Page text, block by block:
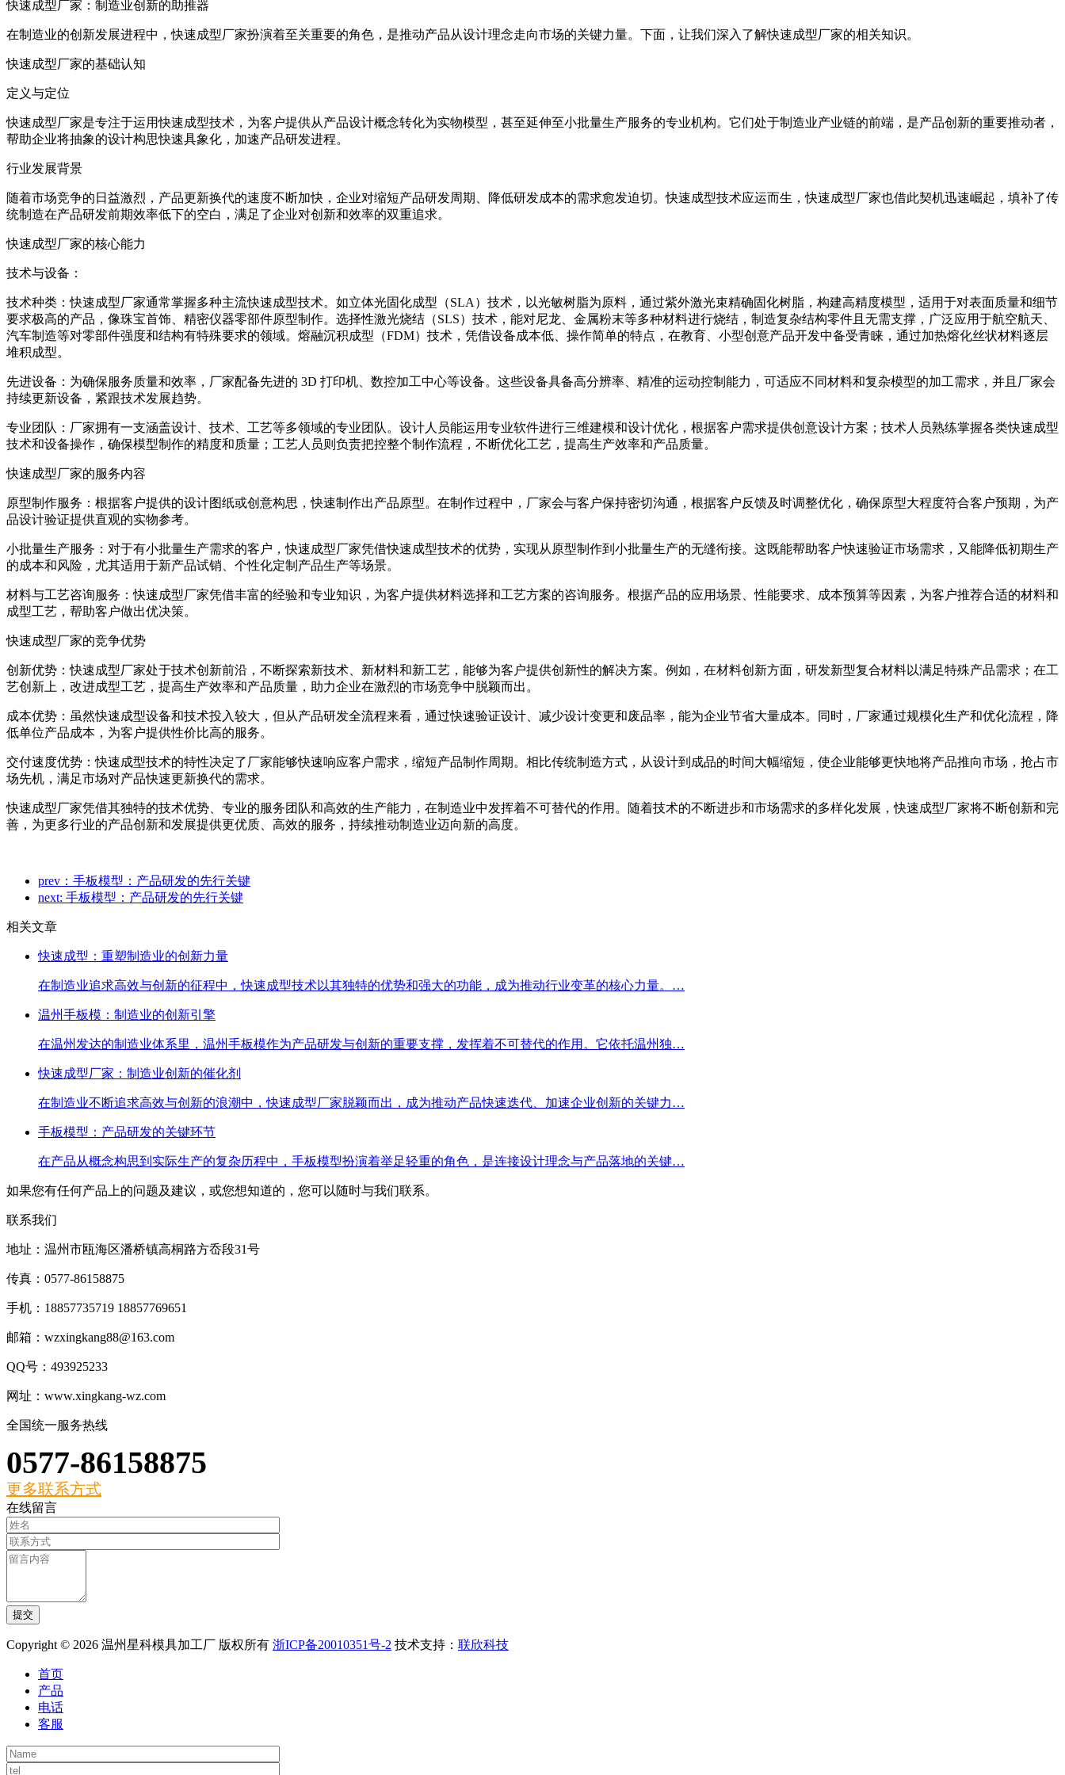
快速成型厂家：制造业创新的助推器
在制造业的创新发展进程中，快速成型厂家扮演着至关重要的角色，是推动产品从设计理念走向市场的关键力量。下面，让我们深入了解快速成型厂家的相关知识。
快速成型厂家的基础认知
定义与定位
快速成型厂家是专注于运用快速成型技术，为客户提供从产品设计概念转化为实物模型，甚至延伸至小批量生产服务的专业机构。它们处于制造业产业链的前端，是产品创新的重要推动者，
帮助企业将抽象的设计构思快速具象化，加速产品研发进程。
行业发展背景
随着市场竞争的日益激烈，产品更新换代的速度不断加快，企业对缩短产品研发周期、降低研发成本的需求愈发迫切。快速成型技术应运而生，快速成型厂家也借此契机迅速崛起，填补了传
统制造在产品研发前期效率低下的空白，满足了企业对创新和效率的双重追求。
快速成型厂家的核心能力
技术与设备：
技术种类：快速成型厂家通常掌握多种主流快速成型技术。如立体光固化成型（SLA）技术，以光敏树脂为原料，通过紫外激光束精确固化树脂，构建高精度模型，适用于对表面质量和细节
要求极高的产品，像珠宝首饰、精密仪器零部件原型制作。选择性激光烧结（SLS）技术，能对尼龙、金属粉末等多种材料进行烧结，制造复杂结构零件且无需支撑，广泛应用于航空航天、
汽车制造等对零部件强度和结构有特殊要求的领域。熔融沉积成型（FDM）技术，凭借设备成本低、操作简单的特点，在教育、小型创意产品开发中备受青睐，通过加热熔化丝状材料逐层
堆积成型。
先进设备：为确保服务质量和效率，厂家配备先进的 3D 打印机、数控加工中心等设备。这些设备具备高分辨率、精准的运动控制能力，可适应不同材料和复杂模型的加工需求，并且厂家会
持续更新设备，紧跟技术发展趋势。
专业团队：厂家拥有一支涵盖设计、技术、工艺等多领域的专业团队。设计人员能运用专业软件进行三维建模和设计优化，根据客户需求提供创意设计方案；技术人员熟练掌握各类快速成型
技术和设备操作，确保模型制作的精度和质量；工艺人员则负责把控整个制作流程，不断优化工艺，提高生产效率和产品质量。
快速成型厂家的服务内容
原型制作服务：根据客户提供的设计图纸或创意构思，快速制作出产品原型。在制作过程中，厂家会与客户保持密切沟通，根据客户反馈及时调整优化，确保原型大程度符合客户预期，为产
品设计验证提供直观的实物参考。
小批量生产服务：对于有小批量生产需求的客户，快速成型厂家凭借快速成型技术的优势，实现从原型制作到小批量生产的无缝衔接。这既能帮助客户快速验证市场需求，又能降低初期生产
的成本和风险，尤其适用于新产品试销、个性化定制产品生产等场景。
材料与工艺咨询服务：快速成型厂家凭借丰富的经验和专业知识，为客户提供材料选择和工艺方案的咨询服务。根据产品的应用场景、性能要求、成本预算等因素，为客户推荐合适的材料和
成型工艺，帮助客户做出优决策。
快速成型厂家的竞争优势
创新优势：快速成型厂家处于技术创新前沿，不断探索新技术、新材料和新工艺，能够为客户提供创新性的解决方案。例如，在材料创新方面，研发新型复合材料以满足特殊产品需求；在工
艺创新上，改进成型工艺，提高生产效率和产品质量，助力企业在激烈的市场竞争中脱颖而出。
成本优势：虽然快速成型设备和技术投入较大，但从产品研发全流程来看，通过快速验证设计、减少设计变更和废品率，能为企业节省大量成本。同时，厂家通过规模化生产和优化流程，降
低单位产品成本，为客户提供性价比高的服务。
交付速度优势：快速成型技术的特性决定了厂家能够快速响应客户需求，缩短产品制作周期。相比传统制造方式，从设计到成品的时间大幅缩短，使企业能够更快地将产品推向市场，抢占市
场先机，满足市场对产品快速更新换代的需求。
快速成型厂家凭借其独特的技术优势、专业的服务团队和高效的生产能力，在制造业中发挥着不可替代的作用。随着技术的不断进步和市场需求的多样化发展，快速成型厂家将不断创新和完
善，为更多行业的产品创新和发展提供更优质、高效的服务，持续推动制造业迈向新的高度。
prev：手板模型：产品研发的先行关键
next: 手板模型：产品研发的先行关键
相关文章
快速成型：重塑制造业的创新力量
在制造业追求高效与创新的征程中，快速成型技术以其独特的优势和强大的功能，成为推动行业变革的核心力量。…
温州手板模：制造业的创新引擎
在温州发达的制造业体系里，温州手板模作为产品研发与创新的重要支撑，发挥着不可替代的作用。它依托温州独…
快速成型厂家：制造业创新的催化剂
在制造业不断追求高效与创新的浪潮中，快速成型厂家脱颖而出，成为推动产品快速迭代、加速企业创新的关键力…
手板模型：产品研发的关键环节
在产品从概念构思到实际生产的复杂历程中，手板模型扮演着举足轻重的角色，是连接设计理念与产品落地的关键…
如果您有任何产品上的问题及建议，或您想知道的，您可以随时与我们联系。
联系我们
地址：温州市瓯海区潘桥镇高桐路方岙段31号
传真：0577-86158875
手机：18857735719 18857769651
邮箱：wzxingkang88@163.com
QQ号：493925233
网址：www.xingkang-wz.com
全国统一服务热线
0577-86158875
更多联系方式
在线留言
Copyright © 2026 温州星科模具加工厂 版权所有 浙ICP备20010351号-2 技术支持： 联欣科技
首页
产品
电话
客服